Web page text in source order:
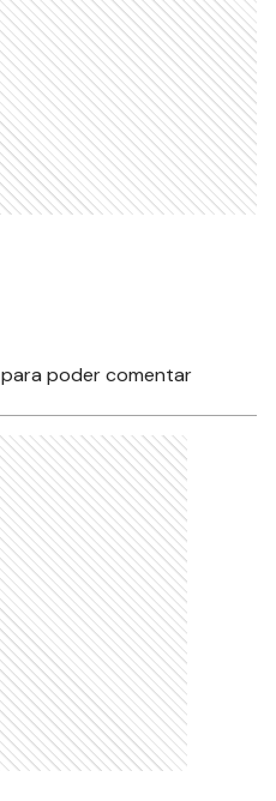
para poder comentar